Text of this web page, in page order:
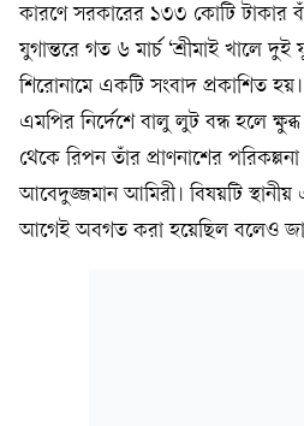
কারণে সরকারের ১৩৩ কোটি টাকার
যুগান্তরে গত ৬ মার্চ ‘শ্রীমাই খালে
শিরোনামে একটি সংবাদ প্রকাশিত
এমপির নির্দেশে বালু লুট বন্ধ হলে
থেকে রিপন তাঁর প্রাণনাশের
আবেদুজ্জমান আমিরী। বিষয়টি
আগেই অবগত করা হয়েছিল বলেও